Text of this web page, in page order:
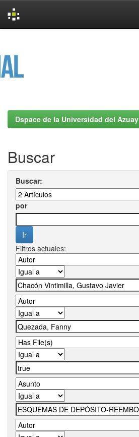
Dspace de la Universidad del Azuay
Buscar
Buscar:
por
Filtros actuales: